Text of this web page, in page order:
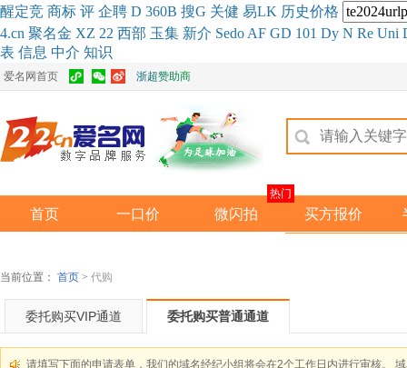
醒定竞 商标 评 企聘 D 360B 搜G 关健 易LK 历史价格
4.cn 聚名金 XZ 22 西部 玉集 新介 Sedo AF GD 101 Dy N Re Uni
表 信息 中介 知识